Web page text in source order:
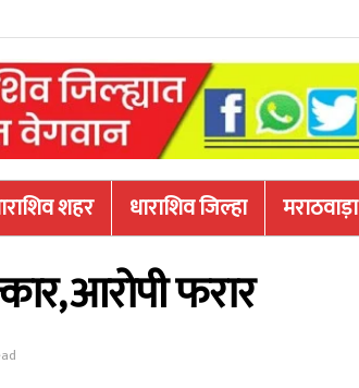
शहर धाराशिव जिल्हा मराठवाड़ा
आरोपी फरार